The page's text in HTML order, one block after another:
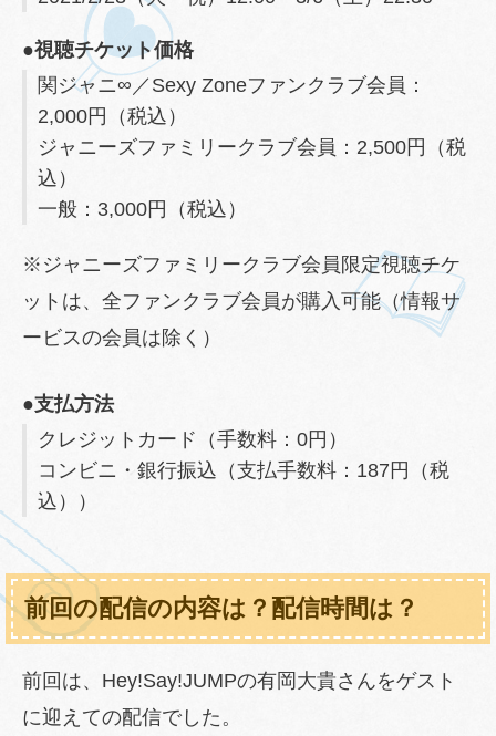
●視聴チケット価格
関ジャニ∞／Sexy Zoneファンクラブ会員：
2,000円（税込）
ジャニーズファミリークラブ会員：2,500円（税
込）
一般：3,000円（税込）
※ジャニーズファミリークラブ会員限定視聴チケ
ットは、全ファンクラブ会員が購入可能（情報サ
ービスの会員は除く）
●支払方法
クレジットカード（手数料：0円）
コンビニ・銀行振込（支払手数料：187円（税
込））
前回の配信の内容は？配信時間は？
前回は、Hey!Say!JUMPの有岡大貴さんをゲスト
に迎えての配信でした。